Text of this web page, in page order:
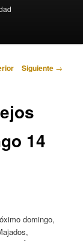
Siguiente →
14
domingo,